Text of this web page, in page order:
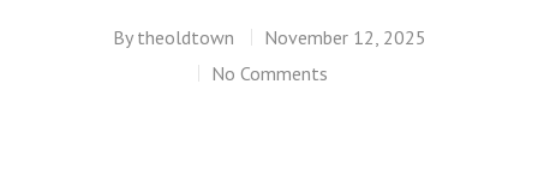
By theoldtown
November 12, 2025
No Comments